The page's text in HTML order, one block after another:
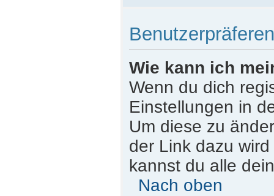
Wie kann ich
Wenn du dich
Einstellungen in
Um diese zu
der Link dazu
kannst du alle
Nach oben